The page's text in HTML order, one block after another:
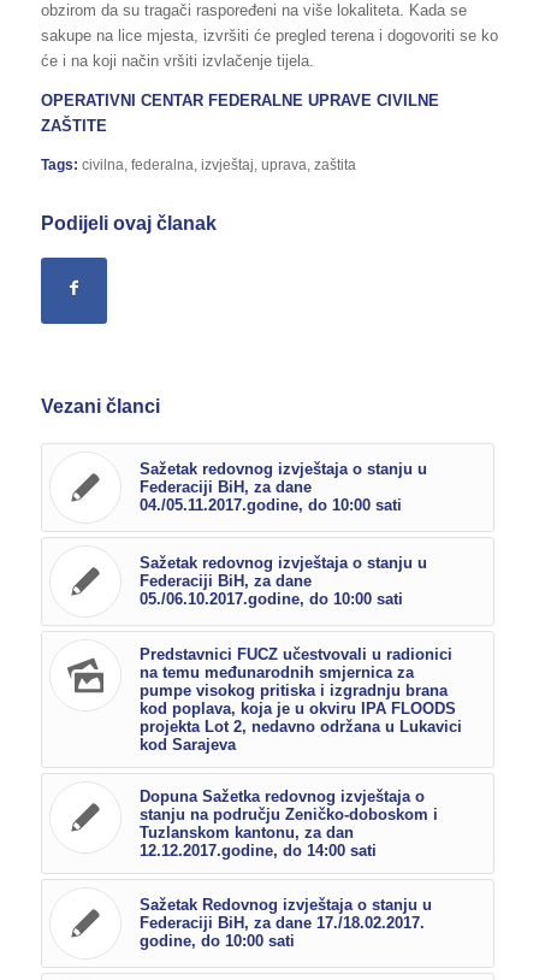
obzirom da su tragači raspoređeni na više lokaliteta. Kada se
sakupe na lice mjesta, izvršiti će pregled terena i dogovoriti se ko
će i na koji način vršiti izvlačenje tijela.
OPERATIVNI CENTAR FEDERALNE UPRAVE CIVILNE
ZAŠTITE
Tags: civilna federalna izvještaj uprava zaštita
Podijeli ovaj članak
Vezani članci
Sažetak redovnog izvještaja o stanju u
Federaciji BiH, za dane
04./05.11.2017.godine, do 10:00 sati
Sažetak redovnog izvještaja o stanju u
Federaciji BiH, za dane
05./06.10.2017.godine, do 10:00 sati
Predstavnici FUCZ učestvovali u radionici
na temu međunarodnih smjernica za
pumpe visokog pritiska i izgradnju brana
kod poplava, koja je u okviru IPA FLOODS
projekta Lot 2, nedavno održana u Lukavici
kod Sarajeva
Dopuna Sažetka redovnog izvještaja o
stanju na području Zeničko-doboskom i
Tuzlanskom kantonu, za dan
12.12.2017.godine, do 14:00 sati
Sažetak Redovnog izvještaja o stanju u
Federaciji BiH, za dane 17./18.02.2017.
godine, do 10:00 sati